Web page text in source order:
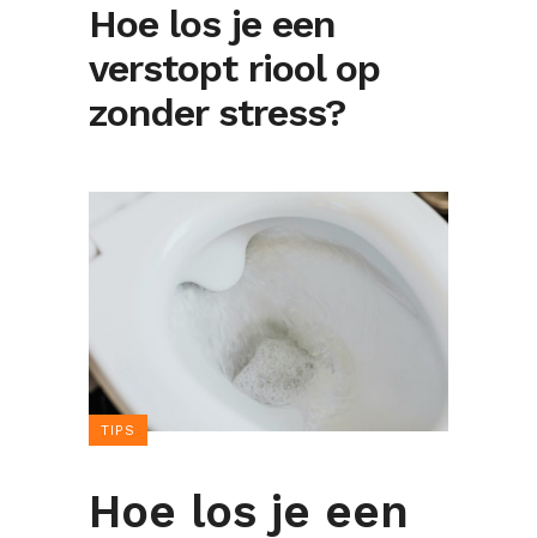
Hoe los je een
verstopt riool op
zonder stress?
TIPS
Hoe los je een